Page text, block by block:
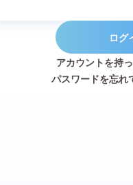
ログ
アカウントを持
パスワードを忘れ